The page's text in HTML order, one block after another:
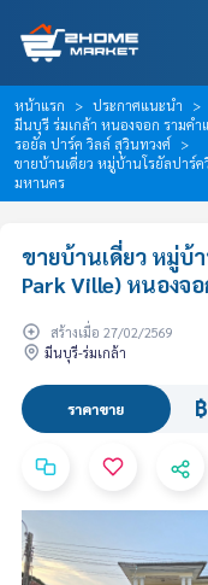
หน้าแรก
ประกาศแนะนำ
มีนบุรี ร่มเกล้า หนองจอก รามค
รอยัล ปาร์ค วิลล์ สุวินทวงศ์
ขายบ้านเดี่ยว หมู่บ้านโรยัลปาร์ค
มหานคร
ขายบ้านเดี่ยว หมู่บ้
Park Ville) หนองจ
สร้างเมื่อ 27/02/2569
มีนบุรี-ร่มเกล้า
ราคาขาย